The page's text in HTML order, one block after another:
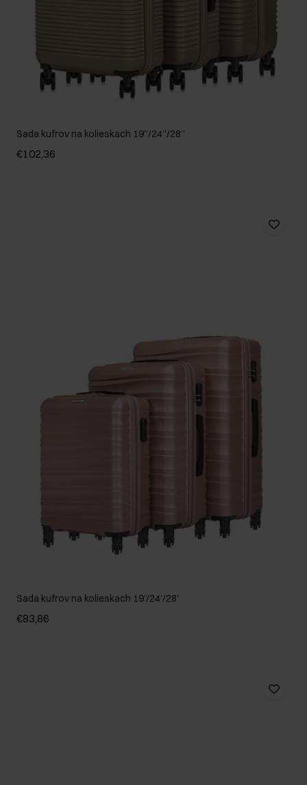
Sada kufrov na kolieskach 19''/24''/28''
€102,36
Sada kufrov na kolieskach 19'/24'/28'
€83,86